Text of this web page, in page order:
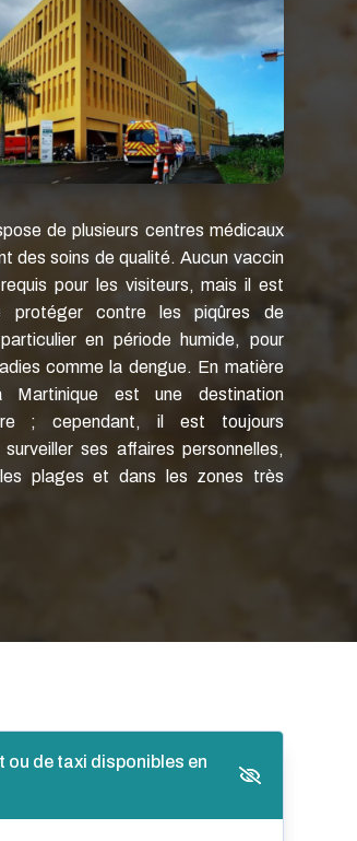
de plusieurs centres médicaux
des soins de qualité. Aucun vaccin
pour les visiteurs, mais il est
protéger contre les piqûres de
en période humide, pour
comme la dengue. En matière
est une destination
; cependant, il est toujours
ses affaires personnelles,
plages et dans les zones très
de taxi disponibles en